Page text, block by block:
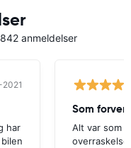
anmeldelser
har
Som
Alt var som